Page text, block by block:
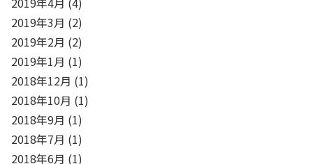
2019年3月 (2)
2019年2月 (2)
2019年1月 (1)
2018年12月 (1)
2018年10月 (1)
2018年9月 (1)
2018年7月 (1)
2018年6月 (1)